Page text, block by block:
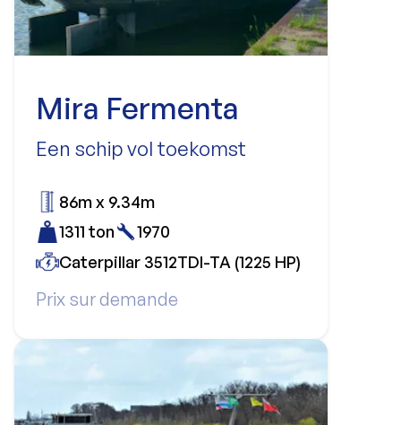
Mira Fermenta
Een schip vol toekomst
Prix sur demande
86m x 9.34m
1311 ton
1970
Caterpillar 3512TDI-TA (1225 HP)